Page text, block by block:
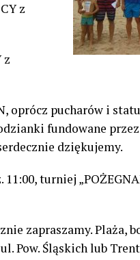
z
z
oprócz pucharów i
fundowane
dziękujemy.
turniej
zapraszamy. Plaża,
Pow. Śląskich lub